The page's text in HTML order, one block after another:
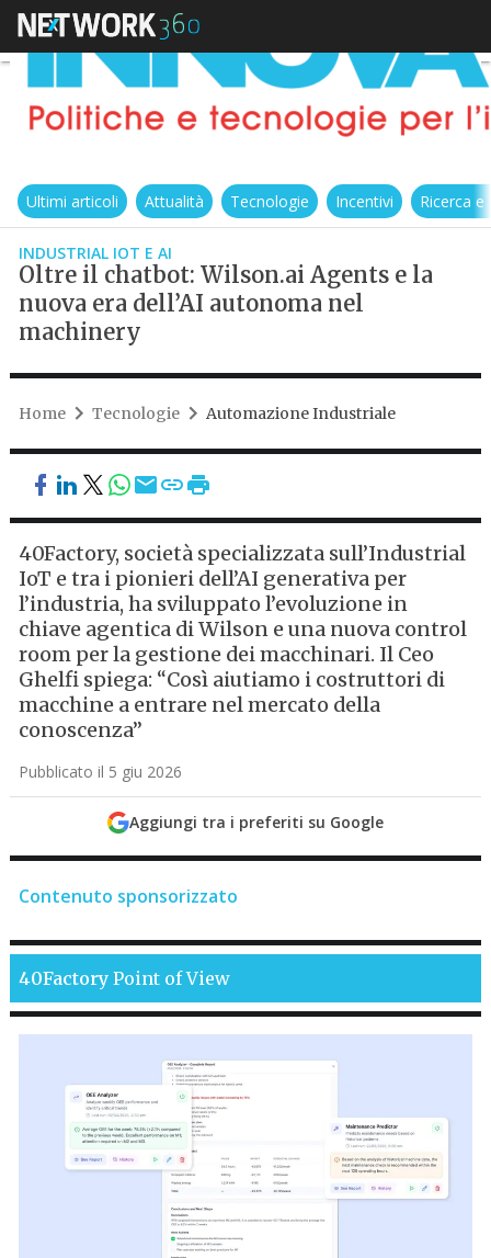
Ultimi articoli Attualità Tecnologie Incentivi Ricerca
INDUSTRIAL IOT E AI
Oltre il chatbot: Wilson.ai Agents e la
nuova era dell’AI autonoma nel
machinery
Home Tecnologie Automazione Industriale
40Factory, società specializzata sull’Industrial
IoT e tra i pionieri dell’AI generativa per
l’industria, ha sviluppato l’evoluzione in
chiave agentica di Wilson e una nuova control
room per la gestione dei macchinari. Il Ceo
Ghelfi spiega: “Così aiutiamo i costruttori di
macchine a entrare nel mercato della
conoscenza”
Pubblicato il 5 giu 2026
Aggiungi tra i preferiti su Google
Contenuto sponsorizzato
40FactoryPoint of View